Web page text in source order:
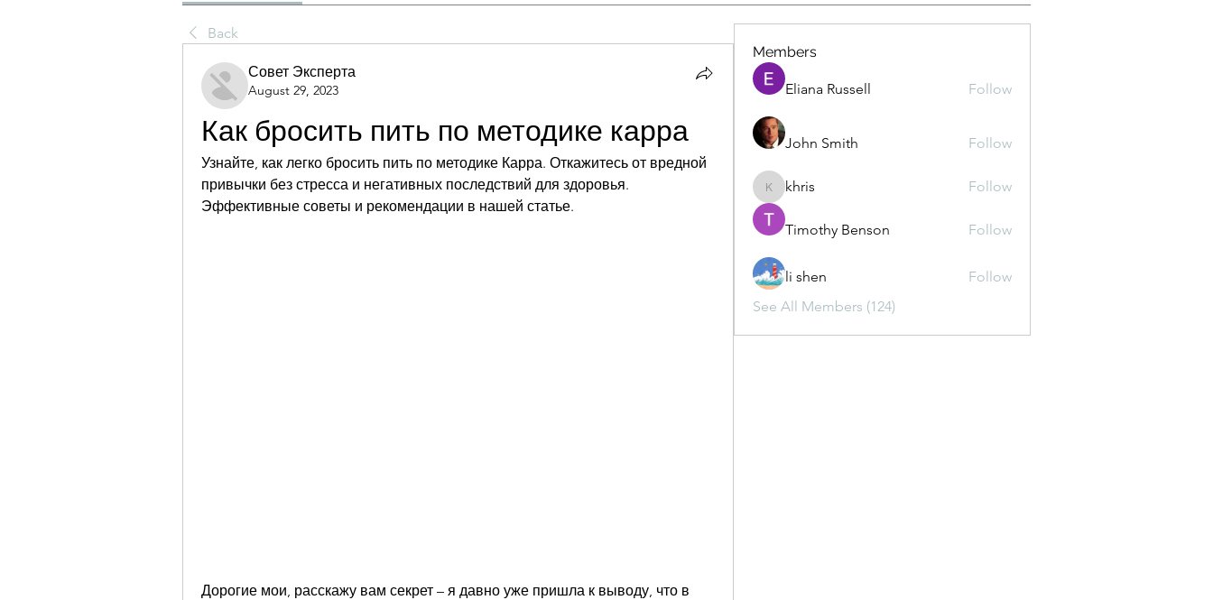
Back
Совет Эксперта
August 29, 2023
Как бросить пить по методике карра
Узнайте, как легко бросить пить по методике Карра. Откажитесь от вредной
привычки без стресса и негативных последствий для здоровья.
Эффективные советы и рекомендации в нашей статье.
Дорогие мои, расскажу вам секрет – я давно уже пришла к выводу, что в
Members
Eliana Russell Follow
John Smith Follow
khris
khris Follow
Timothy Benson Follow
li shen
Follow
See All Members (124)